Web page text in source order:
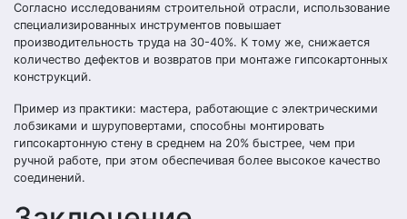
Согласно исследованиям строительной отрасли, использование
специализированных инструментов повышает
производительность труда на 30-40%. К тому же, снижается
количество дефектов и возвратов при монтаже гипсокартонных
конструкций.
Пример из практики: мастера, работающие с электрическими
лобзиками и шуруповертами, способны монтировать
гипсокартонную стену в среднем на 20% быстрее, чем при
ручной работе, при этом обеспечивая более высокое качество
соединений.